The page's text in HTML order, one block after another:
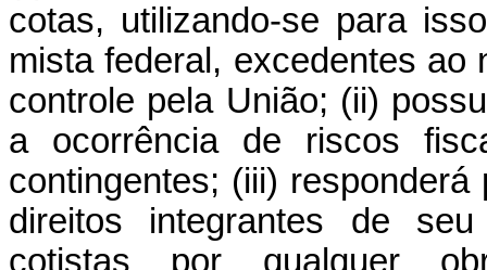
cotas, utilizando-se para
mista federal, excedentes ao
controle pela União; (ii)
a ocorrência de riscos
contingentes; (iii)
direitos integrantes de
cotistas por qualquer